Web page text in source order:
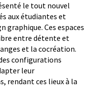
le tout nouvel
aux étudiantes et
graphique. Ces espaces
entre détente et
et la cocréation.
configurations
leur
rendant ces lieux à la